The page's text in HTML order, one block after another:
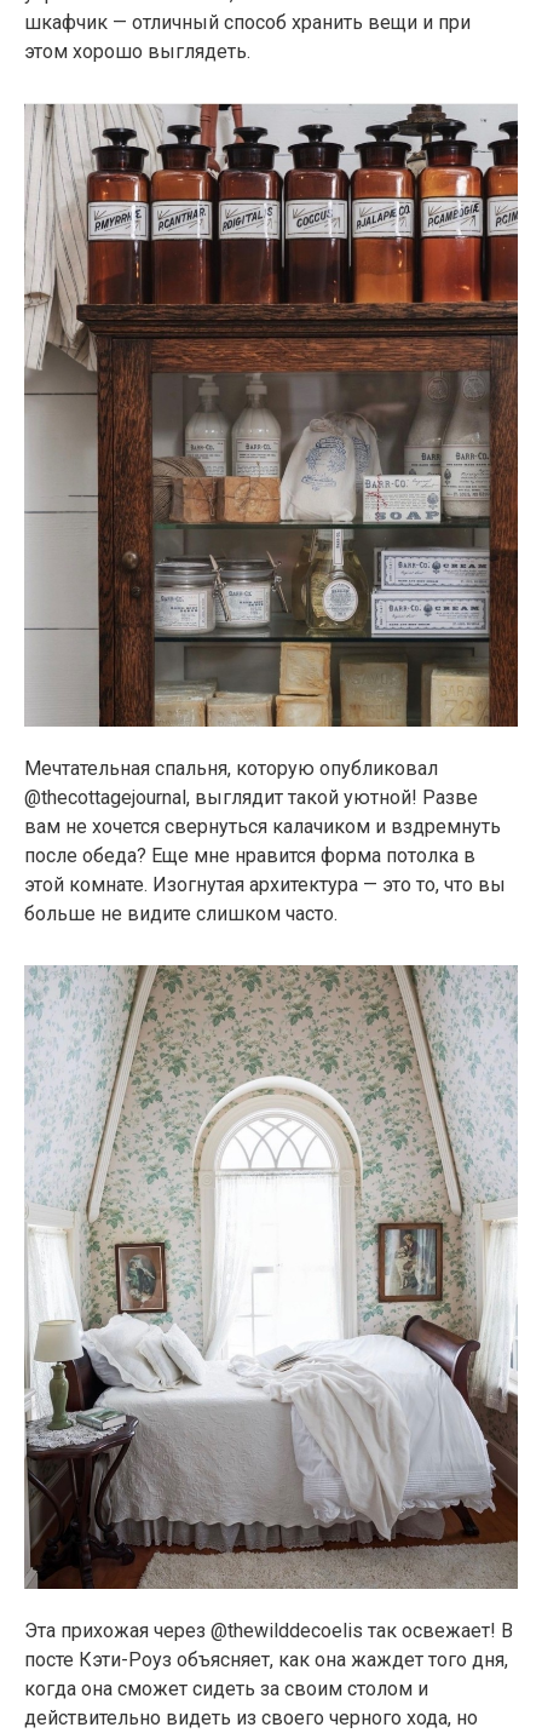
шкафчик — отличный способ хранить вещи и при
этом хорошо выглядеть.
Мечтательная спальня, которую опубликовал
@thecottagejournal, выглядит такой уютной! Разве
вам не хочется свернуться калачиком и вздремнуть
после обеда? Еще мне нравится форма потолка в
этой комнате. Изогнутая архитектура — это то, что вы
больше не видите слишком часто.
Эта прихожая через @thewilddecoelis так освежает! В
посте Кэти-Роуз объясняет, как она жаждет того дня,
когда она сможет сидеть за своим столом и
действительно видеть из своего черного хода, но